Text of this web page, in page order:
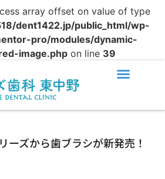
array offset on value of type
dent1422.jp/public_html/wp-
pro/modules/dynamic-
image.php on line 39
ーズから歯ブラシが新発売！